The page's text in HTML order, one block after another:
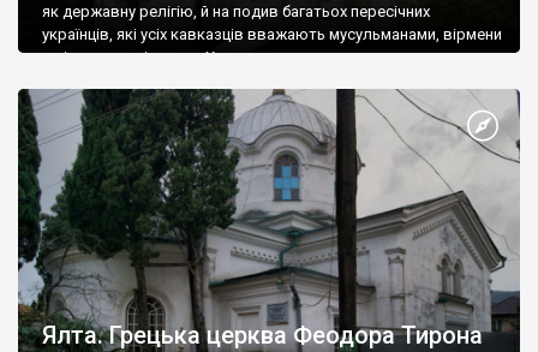
як державну релігію, й на подив багатьох пересічних
українців, які усіх кавказців вважають мусульманами, вірмени
є відданими вірянами Христа
Ялта. Грецька церква Феодора Тирона